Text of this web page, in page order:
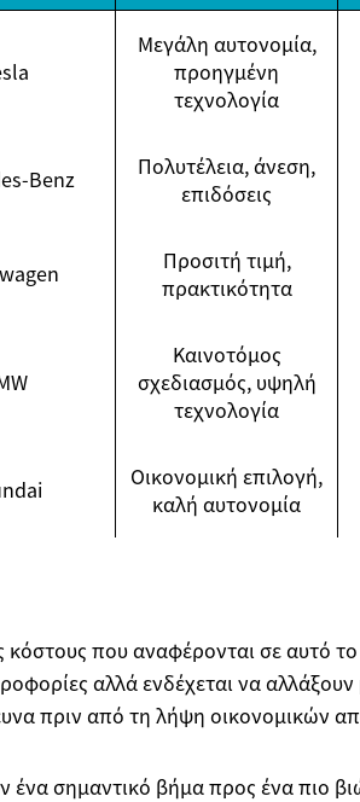
Μεγάλη αυτονομία,
προηγμένη
τεχνολογία
Benz
Πολυτέλεια, άνεση,
επιδόσεις
Προσιτή τιμή,
πρακτικότητα
Καινοτόμος
σχεδιασμός, υψηλή
τεχνολογία
Οικονομική επιλογή,
καλή αυτονομία
κόστους που αναφέρονται σε αυτό
αλλά ενδέχεται να
πριν από τη λήψη οικονομικών
ένα σημαντικό βήμα προς ένα πιο